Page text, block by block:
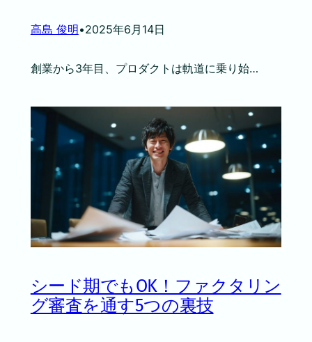
高島 俊明•2025年6月14日
創業から3年目、プロダクトは軌道に乗り始…
シード期でもOK！ファクタリン
グ審査を通す5つの裏技